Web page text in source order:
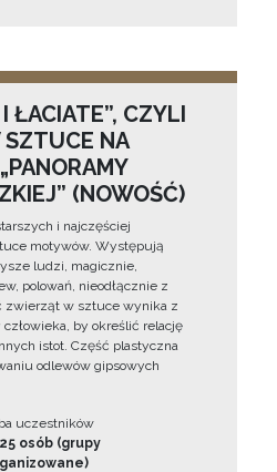
ŁACIATE”, CZYLI
NA
(NOWOŚĆ)
i najczęściej
motywów. Występują
ludzi, magicznie,
polowań, nieodłącznie z
zwierząt w sztuce wynika z
by określić relację
istot. Część plastyczna
odlewów gipsowych
uczestników
osób (grupy